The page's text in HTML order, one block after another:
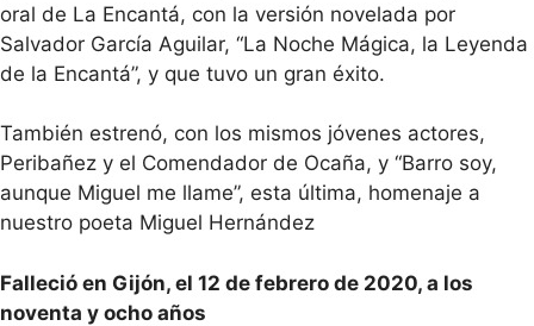
oral de La Encantá, con la versión novelada por
Salvador García Aguilar, “La Noche Mágica, la Leyenda
de la Encantá”, y que tuvo un gran éxito.
También estrenó, con los mismos jóvenes actores,
Peribañez y el Comendador de Ocaña, y “Barro soy,
aunque Miguel me llame”, esta última, homenaje a
nuestro poeta Miguel Hernández
Falleció en Gijón, el 12 de febrero de 2020, a los
noventa y ocho años